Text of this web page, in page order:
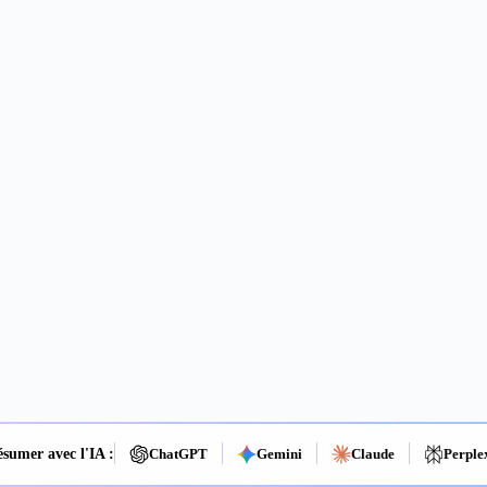
avec l'IA : ChatGPT Gemini Claude